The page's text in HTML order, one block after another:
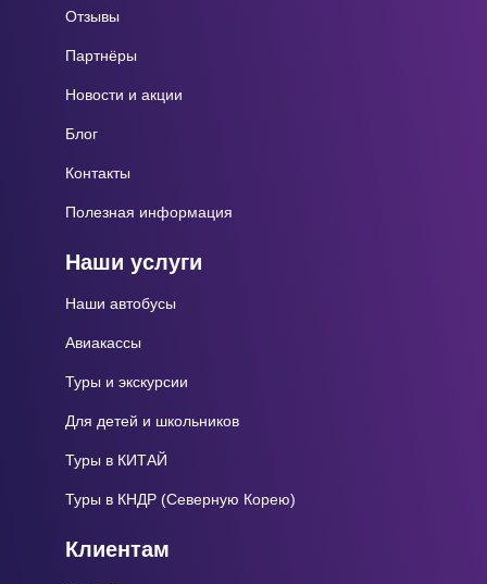
Отзывы
Партнёры
Новости и акции
Блог
Контакты
Полезная информация
Наши услуги
Наши автобусы
Авиакассы
Туры и экскурсии
Для детей и школьников
Туры в КИТАЙ
Туры в КНДР (Северную Корею)
Клиентам